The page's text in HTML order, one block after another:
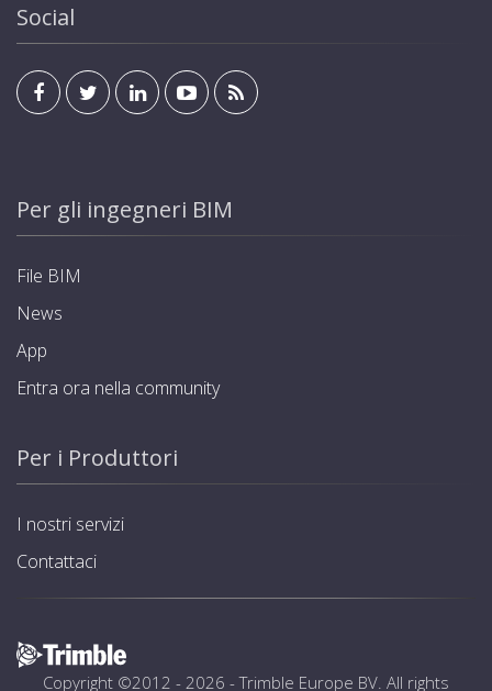
Social
Per gli ingegneri BIM
File BIM
News
App
Entra ora nella community
Per i Produttori
I nostri servizi
Contattaci
Copyright ©2012 - 2026 -Trimble Europe BV. All rights